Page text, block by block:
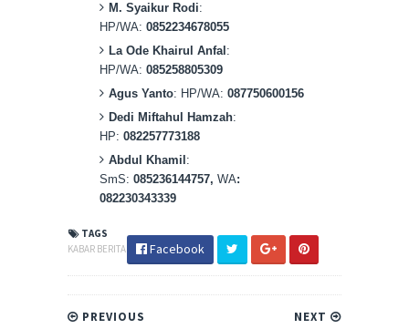
M. Syaikur Rodi:
HP/WA: 0852234678055
La Ode Khairul Anfal :
HP/WA: 085258805309
Agus Yanto: HP/WA: 087750600156
Dedi Miftahul Hamzah:
HP: 082257773188
Abdul Khamil :
SmS: 085236144757, WA:
082230343339
TAGS
KABAR BERITA
Facebook
NEXT
PREVIOUS